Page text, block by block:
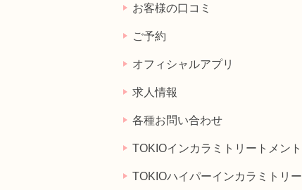
お客様の口コミ
ご予約
オフィシャルアプリ
求人情報
各種お問い合わせ
TOKIOインカラミトリートメント
TOKIOハイパーインカラミトリー